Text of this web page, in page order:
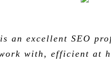
an excellent SEO
with, efficient at